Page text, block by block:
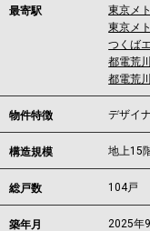
最寄駅 東京メ
東京メ
つくば
都電荒
都電荒
物件特徴 デザイ
構造規模 地上15
総戸数 104戸
築年月 2025年